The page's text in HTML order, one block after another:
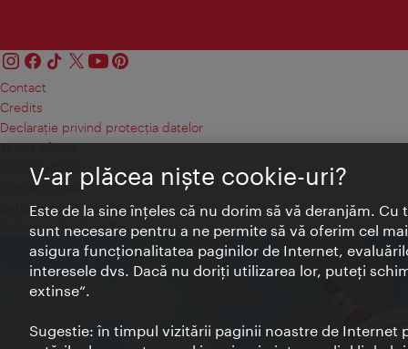
Contact
Credits
Declaraţie privind protecţia datelor
Terms of Use
Accesibilitate
Contact presa
Setări module cookie
© Copyright Wien Tourismus
V-ar plăcea nişte cookie-uri?
Este de la sine înţeles că nu dorim să vă deranjăm.
sunt necesare pentru a ne permite să vă oferim cel
asigura funcţionalitatea paginilor de Internet,
interesele dvs. Dacă nu doriţi utilizarea lor, puteţi
extinse“.
Sugestie: în timpul vizitării paginii noastre de Internet